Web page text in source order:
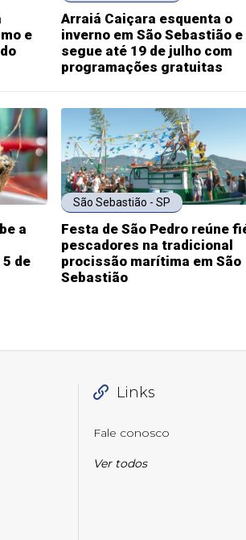
e
Arraiá Caiçara esquenta o
inverno em São Sebastião e
segue até 19 de julho com
programações gratuitas
a
de
São Sebastião - SP
Festa de São Pedro reúne
pescadores na tradicional
procissão marítima em São
Sebastião
Links
Fale conosco
Ver todos